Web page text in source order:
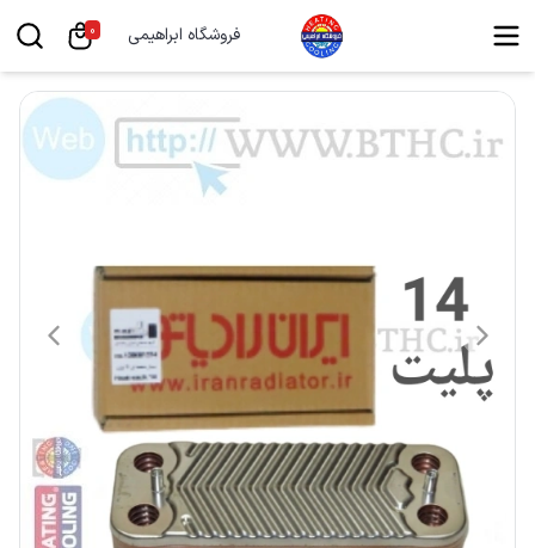
فروشگاه ابراهیمی 0